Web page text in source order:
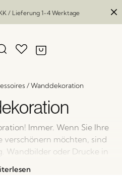
/ Lieferung 1-4 Werktage
/Wanddekoration
Immer. Wenn Sie Ihre
möchten, sind
Wandbilder oder Drucke in
Ausdruck zu bringen, und